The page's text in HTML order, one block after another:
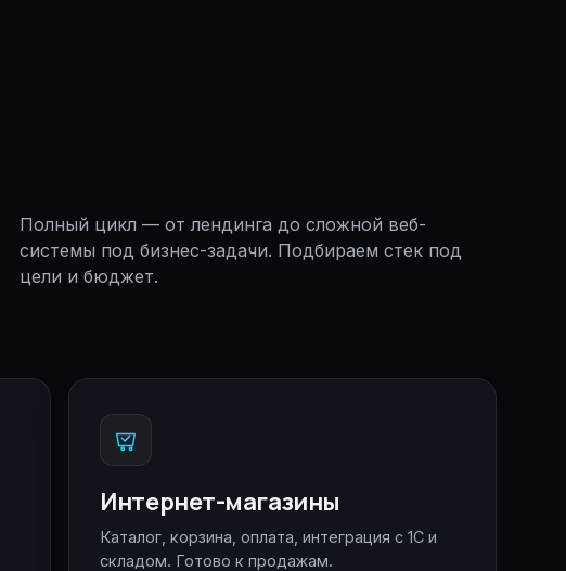
Полный цикл — от лендинга до сложной веб-
системы под бизнес-задачи. Подбираем стек под
цели и бюджет.
Интернет-магазины
Каталог, корзина, оплата, интеграция с 1С и
складом. Готово к продажам.